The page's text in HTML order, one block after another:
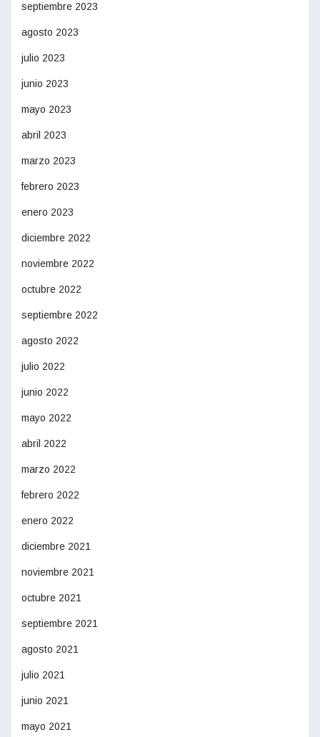
septiembre 2023
agosto 2023
julio 2023
junio 2023
mayo 2023
abril 2023
marzo 2023
febrero 2023
enero 2023
diciembre 2022
noviembre 2022
octubre 2022
septiembre 2022
agosto 2022
julio 2022
junio 2022
mayo 2022
abril 2022
marzo 2022
febrero 2022
enero 2022
diciembre 2021
noviembre 2021
octubre 2021
septiembre 2021
agosto 2021
julio 2021
junio 2021
mayo 2021